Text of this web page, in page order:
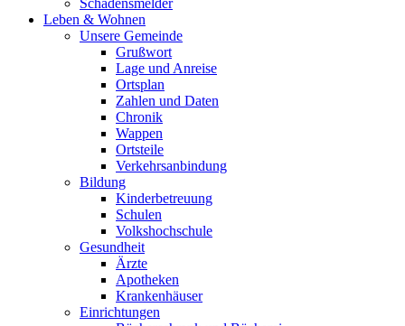
Schadensmelder
Leben & Wohnen
Unsere Gemeinde
Grußwort
Lage und Anreise
Ortsplan
Zahlen und Daten
Chronik
Wappen
Ortsteile
Verkehrsanbindung
Bildung
Kinderbetreuung
Schulen
Volkshochschule
Gesundheit
Ärzte
Apotheken
Krankenhäuser
Einrichtungen